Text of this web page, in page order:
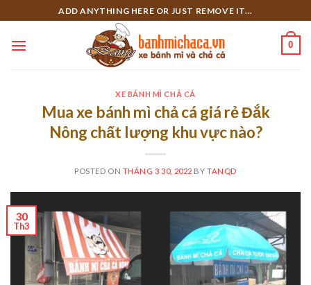
to
content
ADD ANYTHING HERE OR JUST REMOVE IT...
0
XE BÁNH MÌ CHẢ CÁ
Mua xe bánh mì chả cá giá rẻ Đắk
Nông chất lượng khu vực nào?
POSTED ON THÁNG 3 30, 2022 BY TANQD
30
Th3